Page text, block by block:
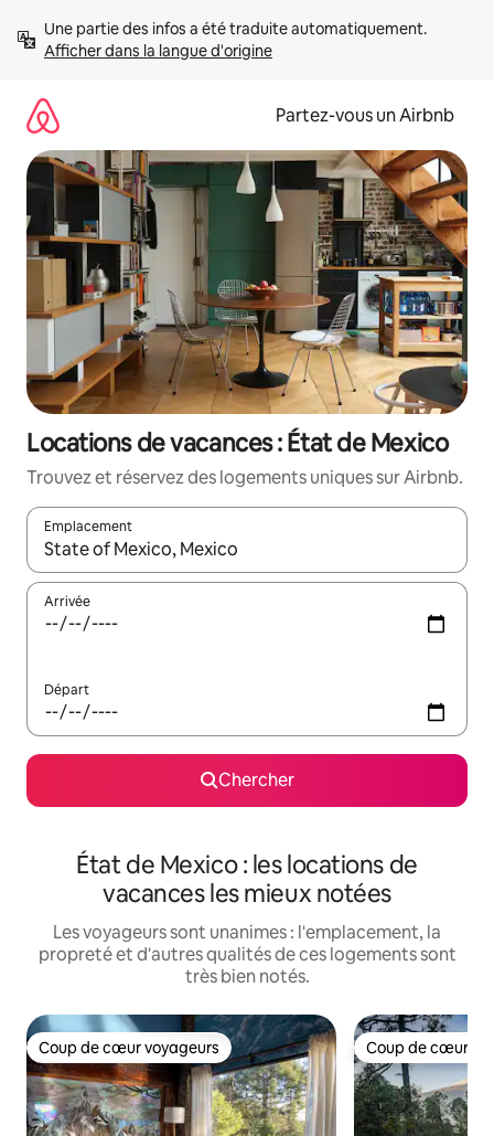
directement
Afficher dans la langue d'origine
Partez-vous un Airbnb
Locations de vacances : État de Mexico
Trouvez et réservez des logements uniques sur Airbnb.
Emplacement
Quand les résultats sont affichés, parcourez-les en utilisant
Arrivée
Départ
Chercher
État de Mexico : les locations de
vacances les mieux notées
Les voyageurs sont unanimes : l'emplacement, la
propreté et d'autres qualités de ces logements sont
très bien notés.
Coup de cœur voyageurs
Coup de cœur voyageurs Coup de cœur
Coup de cœur